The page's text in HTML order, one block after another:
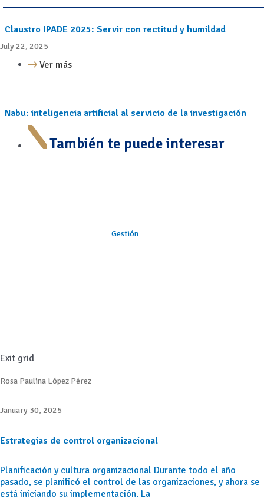
Claustro IPADE 2025: Servir con rectitud y humildad
July 22, 2025
Ver más
Nabu: inteligencia artificial al servicio de la investigación
También te puede interesar
Gestión
Exit grid
Rosa Paulina López Pérez
January 30, 2025
Estrategias de control organizacional
Planificación y cultura organizacional Durante todo el año
pasado, se planificó el control de las organizaciones, y ahora se
está iniciando su implementación. La